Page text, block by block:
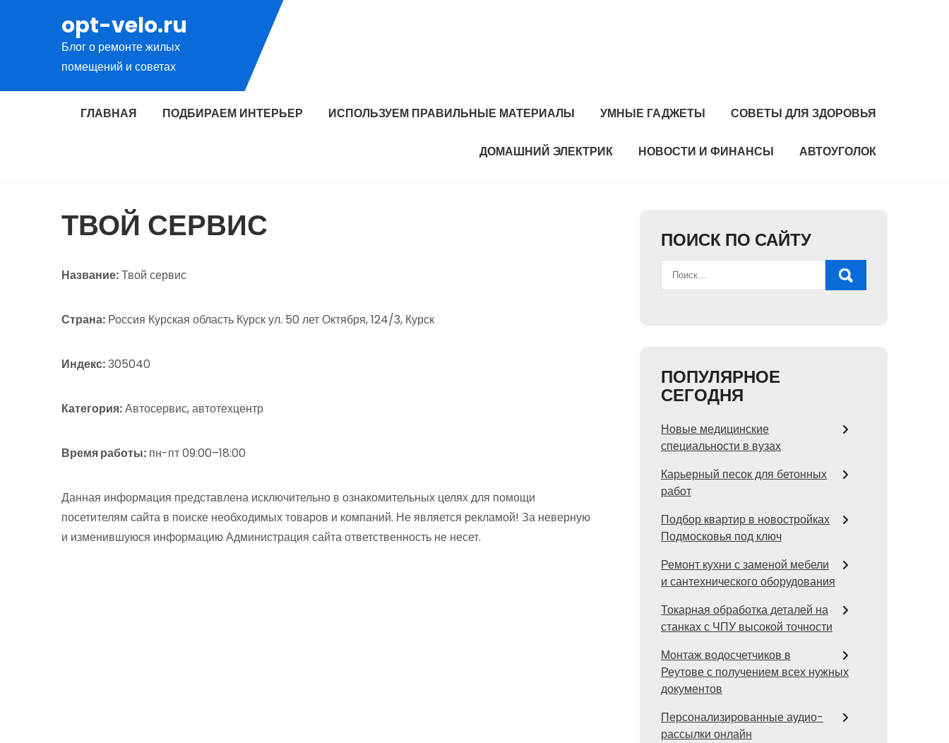
содержимому
opt-velo.ru
Блог о ремонте жилых
помещений и советах
ГЛАВНАЯ ПОДБИРАЕМ ИНТЕРЬЕР ИСПОЛЬЗУЕМ ПРАВИЛЬНЫЕ МАТЕРИАЛЫ УМНЫЕ ГАДЖЕТЫ СОВЕТЫ ДЛЯ ЗДОРОВЬЯ
ДОМАШНИЙ ЭЛЕКТРИК НОВОСТИ И ФИНАНСЫ АВТОУГОЛОК
ТВОЙ СЕРВИС
Название:Твой сервис
Страна: Россия Курская область Курск ул. 50 лет Октября, 124/3, Курск
Индекс:305040
Категория:Автосервис, автотехцентр
Время работы: пн-пт 09:00–18:00
Данная информация представлена исключительно в ознакомительных целях для помощи
посетителям сайта в поиске необходимых товаров и компаний. Не является рекламой! За неверную
и изменившуюся информацию Администрация сайта ответственность не несет.
ПОИСК ПО САЙТУ
ПОПУЛЯРНОЕ
СЕГОДНЯ
Новые медицинские
специальности в вузах
Карьерный песок для бетонных
работ
Подбор квартир в новостройках
Подмосковья под ключ
Ремонт кухни с заменой мебели
и сантехнического оборудования
Токарная обработка деталей на
станках с ЧПУ высокой точности
Монтаж водосчетчиков в
Реутове с получением всех нужных
документов
Персонализированные аудио-
рассылки онлайн